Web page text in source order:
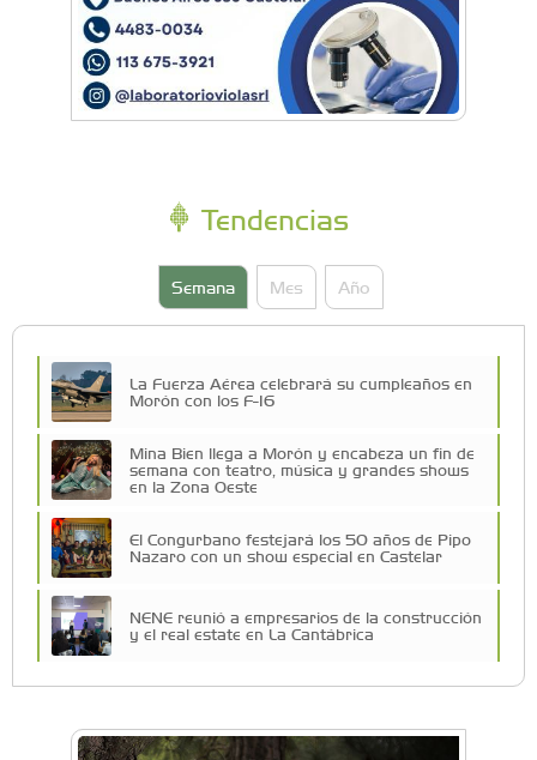
Tendencias
Semana Mes Año
La Fuerza Aérea celebrará su cumpleaños en
Morón con los F-16
Mina Bien llega a Morón y encabeza un fin de
semana con teatro, música y grandes shows
en la Zona Oeste
El Congurbano festejará los 50 años de Pipo
Nazaro con un show especial en Castelar
NENE reunió a empresarios de la construcción
y el real estate en La Cantábrica